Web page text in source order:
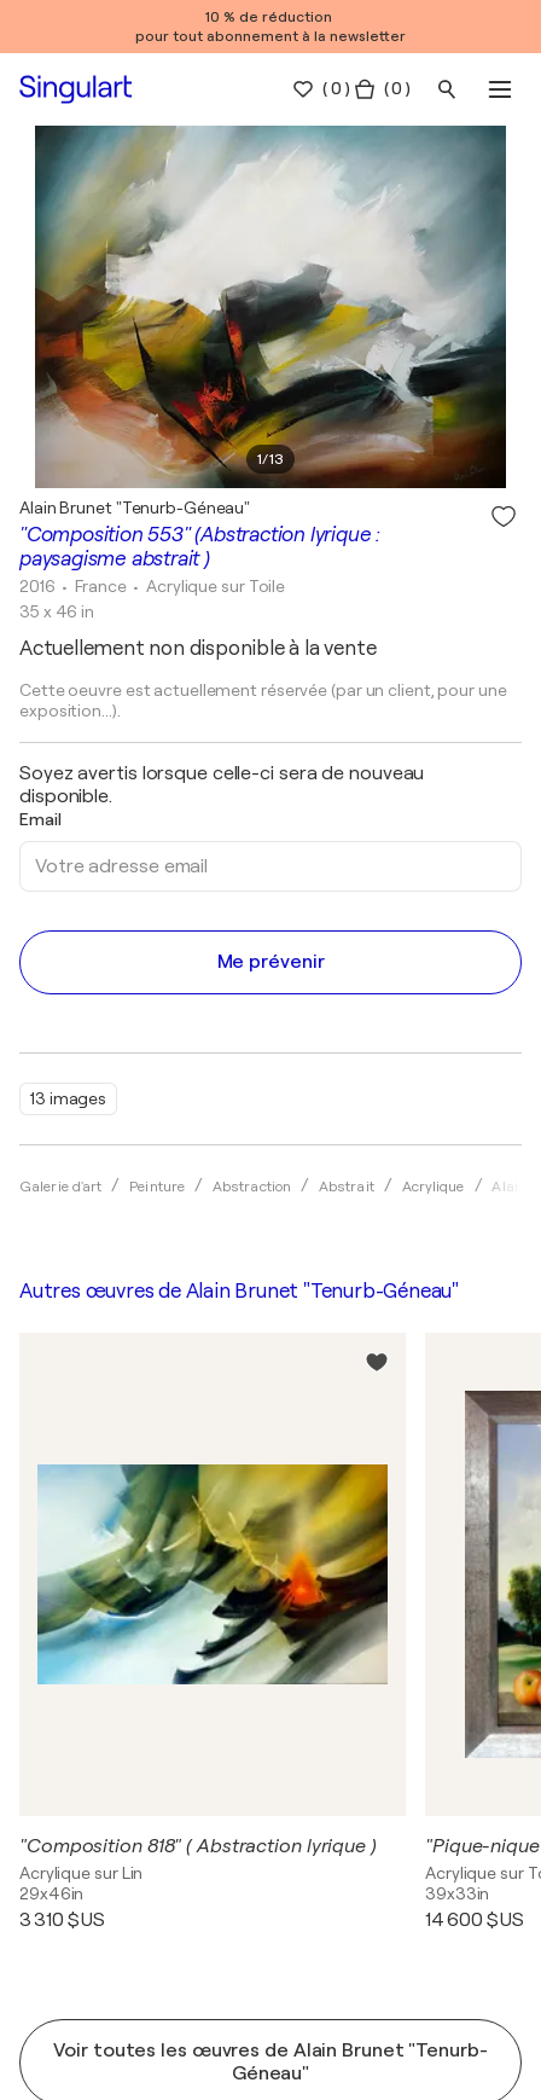
10 % de réduction
pour tout abonnement à la newsletter
(0 ) ( 0 )
1/13
13 images
Galerie d'art Peinture Abstraction Abstrait Acrylique Alain
"Composition 553" (Abstraction lyrique :
paysagisme abstrait )
Alain Brunet "Tenurb-Géneau"
2016 • France •Acrylique sur Toile
35 x 46 in
Actuellement non disponible à la vente
Cette oeuvre est actuellement réservée (par un client, pour une
exposition...).
Soyez avertis lorsque celle-ci sera de nouveau
disponible.
Email
Me prévenir
Autres œuvres de Alain Brunet "Tenurb-Géneau"
"Composition 818" ( Abstraction lyrique )
Acrylique sur Lin
29x46in
3 310 $US
"Pique-
Acrylique sur
39x33in
14 600 $US
Voir toutes les œuvres de Alain Brunet "Tenurb-
Géneau"